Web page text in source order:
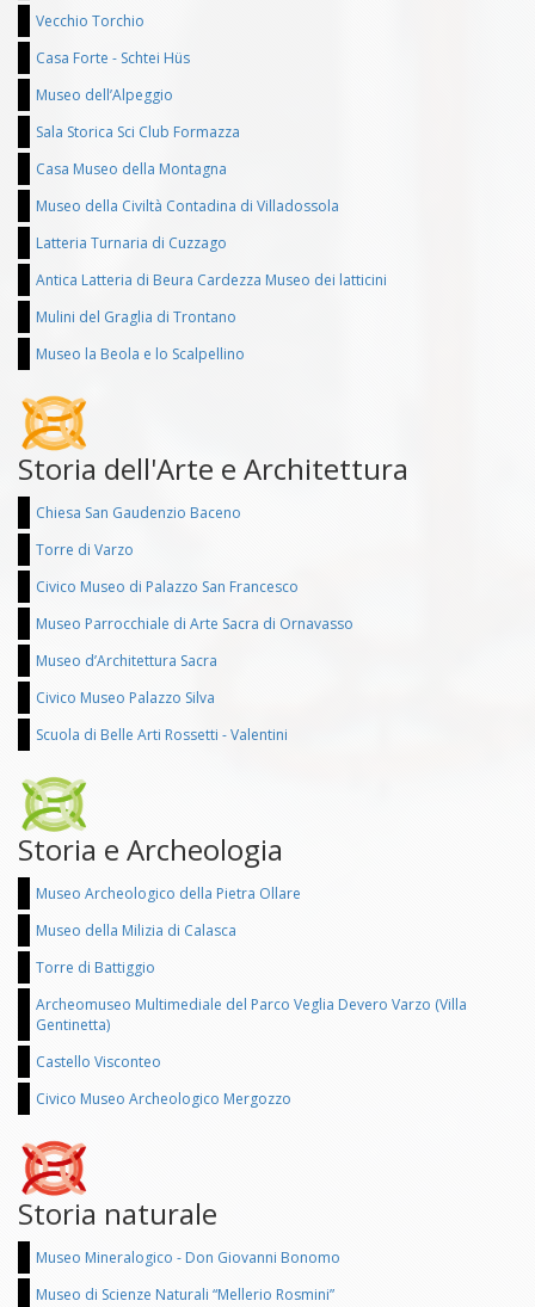
Vecchio Torchio
Casa Forte - Schtei Hüs
Museo dell’Alpeggio
Sala Storica Sci Club Formazza
Casa Museo della Montagna
Museo della Civiltà Contadina di Villadossola
Latteria Turnaria di Cuzzago
Antica Latteria di Beura Cardezza Museo dei latticini
Mulini del Graglia di Trontano
Museo la Beola e lo Scalpellino
Storia dell'Arte e Architettura
Chiesa San Gaudenzio Baceno
Torre di Varzo
Civico Museo di Palazzo San Francesco
Museo Parrocchiale di Arte Sacra di Ornavasso
Museo d’Architettura Sacra
Civico Museo Palazzo Silva
Scuola di Belle Arti Rossetti - Valentini
Storia e Archeologia
Museo Archeologico della Pietra Ollare
Museo della Milizia di Calasca
Torre di Battiggio
Archeomuseo Multimediale del Parco Veglia Devero Varzo (Villa
Gentinetta)
Castello Visconteo
Civico Museo Archeologico Mergozzo
Storia naturale
Museo Mineralogico - Don Giovanni Bonomo
Museo di Scienze Naturali “Mellerio Rosmini”